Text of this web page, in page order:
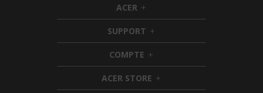
ACER h
i
d
d
e
n
SUPPORT h
i
d
d
e
COMPTE h
i
d
ACER STORE h